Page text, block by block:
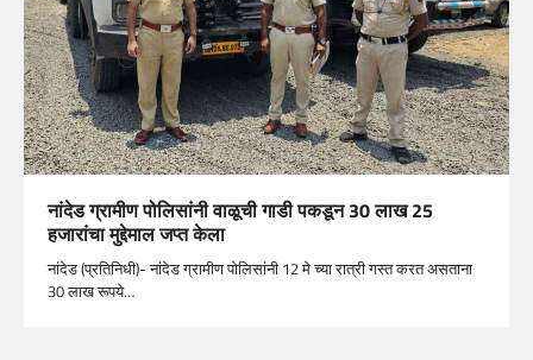
नांदेड ग्रामीण पोलिसांनी वाळूची गाडी पकडून 30 लाख 25
हजारांचा मुद्देमाल जप्त केला
नांदेड (प्रतिनिधी)- नांदेड ग्रामीण पोलिसांनी 12 मे च्या रात्री गस्त करत असताना
30 लाख रूपये…